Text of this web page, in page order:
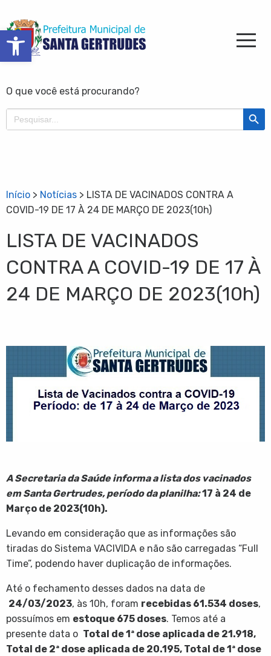
Barra de Ferramentas Aberta
O que você está procurando?
Search
for:
Search
Início > Notícias > LISTA DE VACINADOS CONTRA A
COVID-19 DE 17 À 24 DE MARÇO DE 2023(10h)
LISTA DE VACINADOS
CONTRA A COVID-19 DE 17 À
24 DE MARÇO DE 2023(10h)
A Secretaria da Saúde informa a lista dos vacinados
em Santa Gertrudes, período da planilha:17 à 24 de
Março de 2023(10h).
Levando em consideração que as informações são
tiradas do Sistema VACIVIDA e não são carregadas “Full
Time”, podendo haver duplicação de informações.
Até o fechamento desses dados na data de
24/03/2023, às 10h, foram recebidas 61.534 doses,
possuímos em estoque 675 doses. Temos até a
presente data o Total de 1ª dose aplicada de 21.918,
Total de 2ª dose aplicada de 20.195, Total de 1ª dose